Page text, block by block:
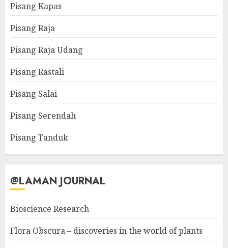
Pisang Kapas
Pisang Raja
Pisang Raja Udang
Pisang Rastali
Pisang Salai
Pisang Serendah
Pisang Tanduk
@LAMAN JOURNAL
Bioscience Research
Flora Obscura – discoveries in the world of plants